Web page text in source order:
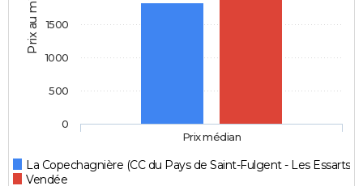
Prix au m2
La Copechagnière (CC du Pays de Saint-Fulgent - Les Essarts)
Vendée
Prix médian
0
500
1000
1500